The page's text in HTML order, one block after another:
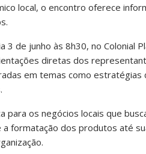
local, o encontro oferece
3 de junho às 8h30, no Colonial
diretas dos
em temas como estratégias
para os negócios locais que
formatação dos produtos até